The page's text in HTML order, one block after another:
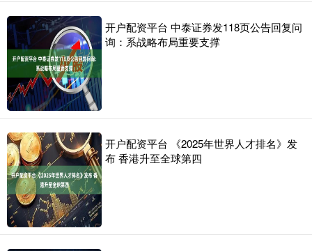
开户配资平台 中泰证券发118页公告回复问
询：系战略布局重要支撑
开户配资平台 《2025年世界人才排名》发
布 香港升至全球第四